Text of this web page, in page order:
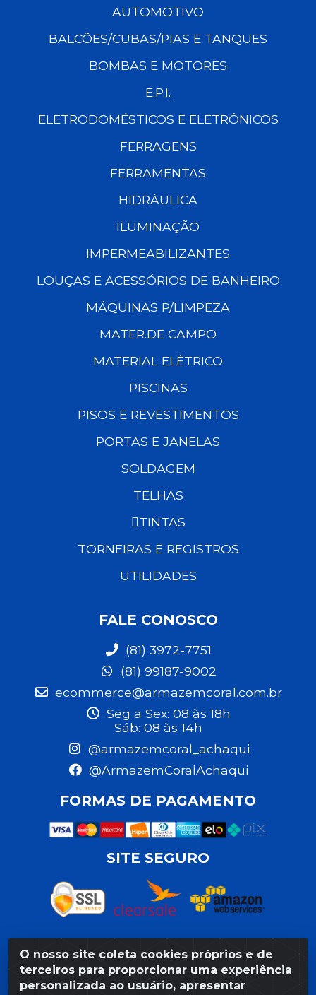
O nosso site coleta cookies próprios e de
terceiros para proporcionar uma experiência
personalizada ao usuário, apresentar
AUTOMOTIVO
BALCÕES/CUBAS/PIAS E TANQUES
BOMBAS E MOTORES
E.P.I.
ELETRODOMÉSTICOS E ELETRÔNICOS
FERRAGENS
FERRAMENTAS
HIDRÁULICA
ILUMINAÇÃO
IMPERMEABILIZANTES
LOUÇAS E ACESSÓRIOS DE BANHEIRO
MÁQUINAS P/LIMPEZA
MATER.DE CAMPO
MATERIAL ELÉTRICO
PISCINAS
PISOS E REVESTIMENTOS
PORTAS E JANELAS
SOLDAGEM
TELHAS
TINTAS
TORNEIRAS E REGISTROS
UTILIDADES
FALE CONOSCO
(81) 3972-7751
(81) 99187-9002
ecommerce@armazemcoral.com.br
Seg a Sex: 08 às 18h
Sáb: 08 às 14h
@armazemcoral_achaqui
@ArmazemCoralAchaqui
FORMAS DE PAGAMENTO
SITE SEGURO
Razão Social: Armazém Coral LTDA - Rua da Praia, 103 -
São José - Recife/PE - CEP 50020-550 - CNPJ